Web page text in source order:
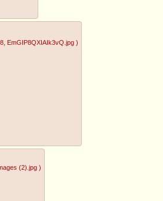
, EmGIP8QXIAIk3vQ.jpg )
(2).jpg )